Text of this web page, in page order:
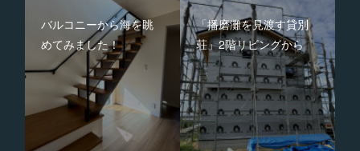
バルコニーから海を眺
めてみました！
「播磨灘を見渡す貸別
荘」2階リビングから